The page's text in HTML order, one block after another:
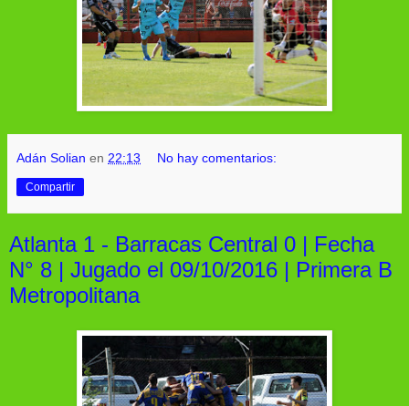
Adán Solian en 22:13 No hay comentarios:
Compartir
Atlanta 1 - Barracas Central 0 | Fecha
N° 8 | Jugado el 09/10/2016 | Primera B
Metropolitana